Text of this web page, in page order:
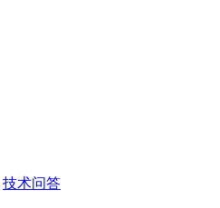
技术问答